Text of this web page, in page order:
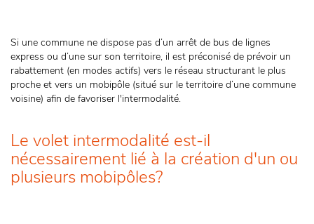
Si une commune ne dispose pas d’un arrêt de bus de lignes
express ou d’une sur son territoire, il est préconisé de prévoir un
rabattement (en modes actifs) vers le réseau structurant le plus
proche et vers un mobipôle (situé sur le territoire d’une commune
voisine) afin de favoriser l'intermodalité.
Le volet intermodalité est-il
nécessairement lié à la création d'un ou
plusieurs mobipôles?